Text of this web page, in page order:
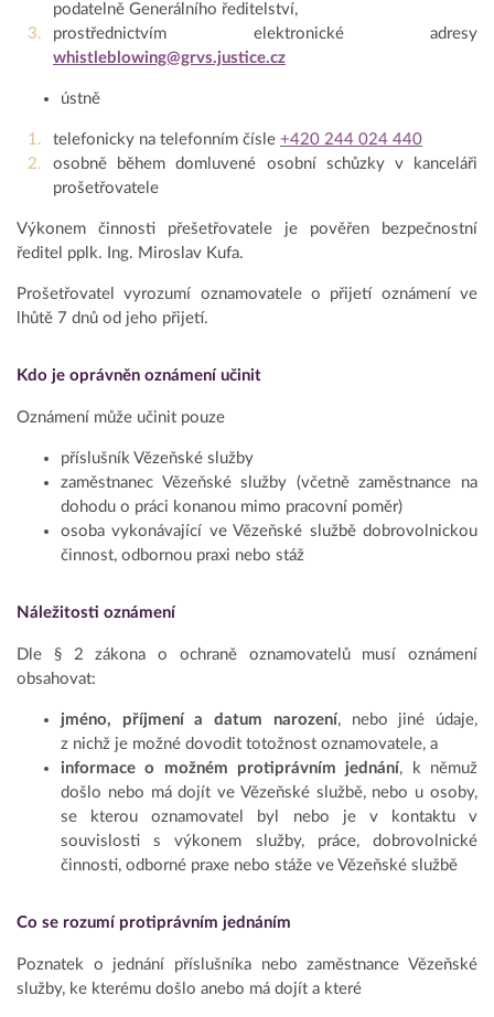
podatelně Generálního ředitelství,
prostřednictvím elektronické adresy
whistleblowing@grvs.justice.cz
ústně
telefonicky na telefonním čísle +420 244 024 440
osobně během domluvené osobní schůzky v kanceláři
prošetřovatele
Výkonem činnosti přešetřovatele je pověřen bezpečnostní
ředitel pplk. Ing. Miroslav Kufa.
Prošetřovatel vyrozumí oznamovatele o přijetí oznámení ve
lhůtě 7 dnů od jeho přijetí.
Kdo je oprávněn oznámení učinit
Oznámení může učinit pouze
příslušník Vězeňské služby
zaměstnanec Vězeňské služby (včetně zaměstnance na
dohodu o práci konanou mimo pracovní poměr)
osoba vykonávající ve Vězeňské službě dobrovolnickou
činnost, odbornou praxi nebo stáž
Náležitosti oznámení
Dle § 2 zákona o ochraně oznamovatelů musí oznámení
obsahovat:
jméno, příjmení a datum narození, nebo jiné údaje,
z nichž je možné dovodit totožnost oznamovatele, a
informace o možném protiprávním jednání, k němuž
došlo nebo má dojít ve Vězeňské službě, nebo u osoby,
se kterou oznamovatel byl nebo je v kontaktu v
souvislosti s výkonem služby, práce, dobrovolnické
činnosti, odborné praxe nebo stáže ve Vězeňské službě
Co se rozumí protiprávním jednáním
Poznatek o jednání příslušníka nebo zaměstnance Vězeňské
služby, ke kterému došlo anebo má dojít a které